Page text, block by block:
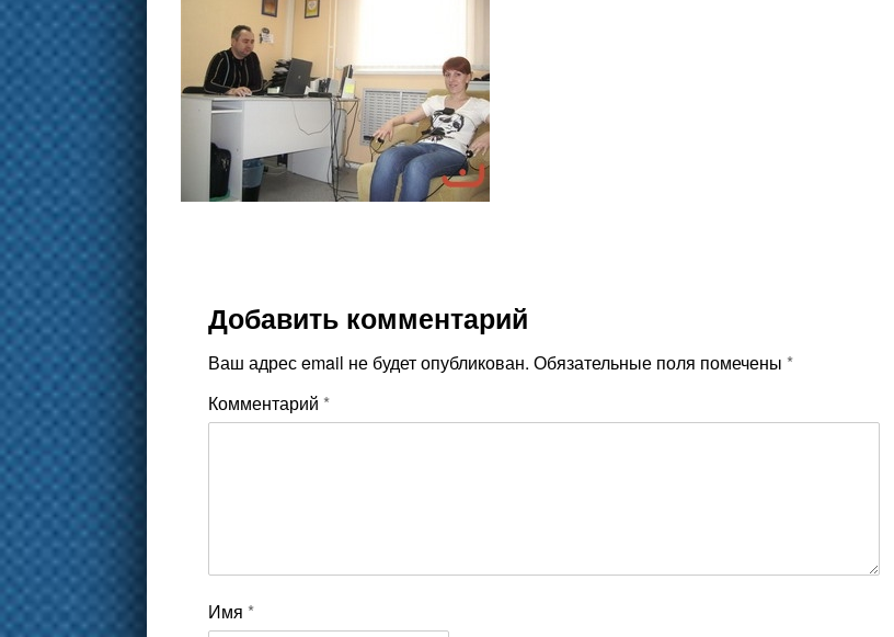
Добавить комментарий
Ваш адрес email не будет опубликован. Обязательные поля помечены *
Комментарий *
Имя *